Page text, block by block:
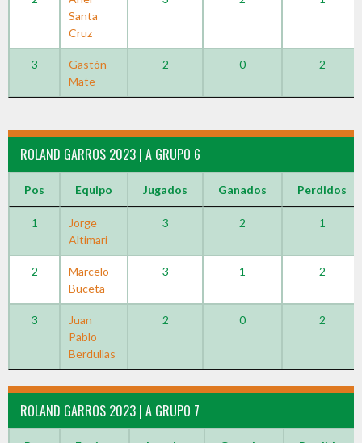
Santa
Cruz
3
Gastón
Mate
2 0 2
ROLAND GARROS 2023 | A GRUPO 6
Pos Equipo Jugados Ganados Perdidos
1
Jorge
Altimari
3 2 1
2
Marcelo
Buceta
3 1 2
3
Juan
Pablo
Berdullas
2 0 2
ROLAND GARROS 2023 | A GRUPO 7